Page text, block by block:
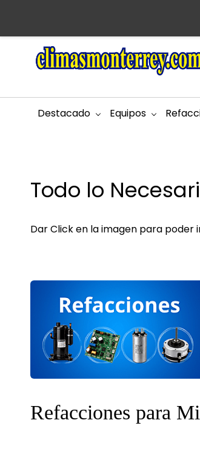
principal
Destacado Equipos
Todo lo
Dar Click en la imagen para
​Refacciones para